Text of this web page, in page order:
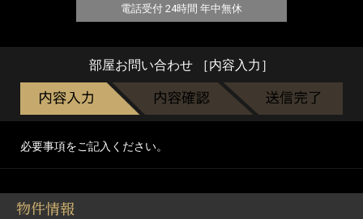
電話受付 24時間 年中無休
部屋お問い合わせ ［内容入力］
必要事項をご記入ください。
物件情報